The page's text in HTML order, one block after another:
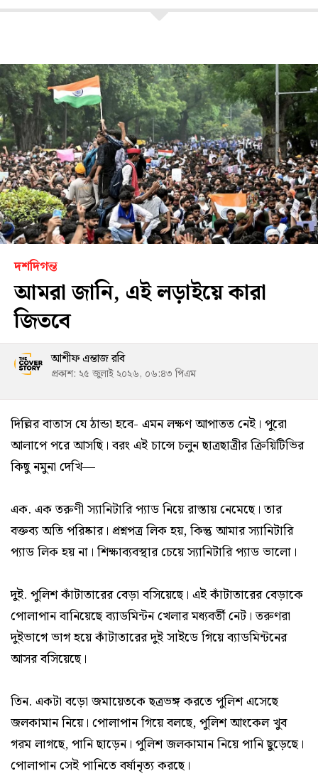
দশদিগন্ত
আমরা জানি, এই লড়াইয়ে কারা
জিতবে
আশীফ এন্তাজ রবি
প্রকাশ: ২৫ জুলাই ২০২৬, ০৬:৪৩ পিএম
দিল্লির বাতাস যে ঠান্ডা হবে- এমন লক্ষণ আপাতত নেই। পুরো
আলাপে পরে আসছি। বরং এই চান্সে চলুন ছাত্রছাত্রীর ক্রিয়িটিভির
কিছু নমুনা দেখি—
এক. এক তরুণী স্যানিটারি প্যাড নিয়ে রাস্তায় নেমেছে। তার
বক্তব্য অতি পরিষ্কার। প্রশ্নপত্র লিক হয়, কিন্তু আমার স্যানিটারি
প্যাড লিক হয় না। শিক্ষাব্যবস্থার চেয়ে স্যানিটারি প্যাড ভালো।
দুই. পুলিশ কাঁটাতারের বেড়া বসিয়েছে। এই কাঁটাতারের বেড়াকে
পোলাপান বানিয়েছে ব্যাডমিন্টন খেলার মধ্যবর্তী নেট। তরুণরা
দুইভাগে ভাগ হয়ে কাঁটাতারের দুই সাইডে গিয়ে ব্যাডমিন্টনের
আসর বসিয়েছে।
তিন. একটা বড়ো জমায়েতকে ছত্রভঙ্গ করতে পুলিশ এসেছে
জলকামান নিয়ে। পোলাপান গিয়ে বলছে, পুলিশ আংকেল খুব
গরম লাগছে, পানি ছাড়েন। পুলিশ জলকামান নিয়ে পানি ছুড়েছে।
পোলাপান সেই পানিতে বর্ষানৃত্য করছে।